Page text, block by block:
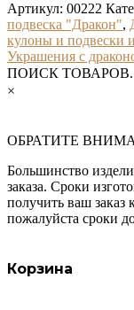
Артикул: 00222
подвеска "Дракон",
кулоны и подвески
Украшения с
ПОИСК
×
ОБРАТИТЕ
Большинство
заказа. Сроки
получить ваш заказ
пожалуйста сроки
Корзина